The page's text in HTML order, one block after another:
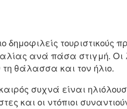
τουριστικούς
ανά πάσα στιγμή.
τη θάλασσα και τον ήλιο.
συχνά είναι
και οι ντόπιοι